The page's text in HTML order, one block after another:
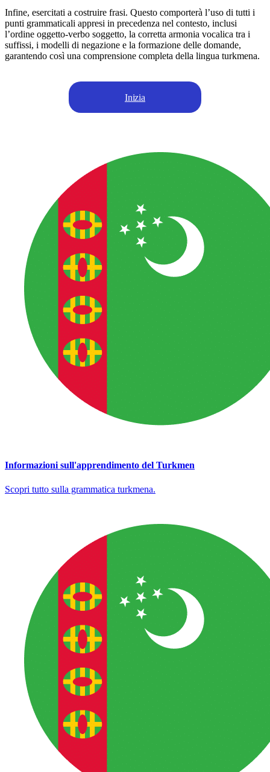
Infine, esercitati a costruire frasi. Questo comporterà l’uso di tutti i
punti grammaticali appresi in precedenza nel contesto, inclusi
l’ordine oggetto-verbo soggetto, la corretta armonia vocalica tra i
suffissi, i modelli di negazione e la formazione delle domande,
garantendo così una comprensione completa della lingua turkmena.
Inizia
Informazioni sull'apprendimento del Turkmen
Scopri tutto sulla grammatica turkmena.